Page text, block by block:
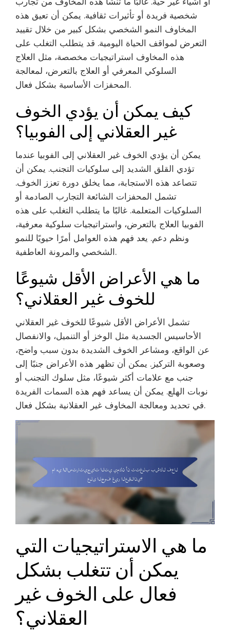
شخصية فريدة أو تأثيرات ثقافية. يمكن أن تعيق هذه
المخاوف النمو الشخصي بشكل كبير من خلال تقييد
التعرض لمواقف الحياة اليومية. قد يتطلب التغلب على
هذه المخاوف استراتيجيات مخصصة، مثل العلاج
السلوكي المعرفي أو العلاج بالتعرض، لمعالجة
المحفزات الأساسية بشكل فعال.
كيف يمكن أن يؤدي الخوف
غير العقلاني إلى الفوبيا؟
يمكن أن يؤدي الخوف غير العقلاني إلى الفوبيا عندما
تؤدي القلق الشديد إلى سلوكيات التجنب. يمكن أن
تتصاعد هذه الاستجابة، مما يخلق دورة تعزز الخوف.
تشمل المحفزات الشائعة التجارب الصادمة أو
السلوكيات المتعلمة. غالبًا ما يتطلب التغلب على هذه
الفوبيا العلاج بالتعرض، واستراتيجيات سلوكية معرفية،
ونظم دعم. يعد فهم هذه العوامل أمرًا حيويًا للنمو
الشخصي والمرونة العاطفية.
ما هي الأعراض الأقل شيوعًا
للخوف غير العقلاني؟
تشمل الأعراض الأقل شيوعًا للخوف غير العقلاني
الأحاسيس الجسدية مثل الوخز أو التنميل، والانفصال
عن الواقع، ومشاعر الخوف الشديدة بدون سبب واضح،
وصعوبة التركيز. يمكن أن تظهر هذه الأعراض جنبًا إلى
جنب مع علامات أكثر شيوعًا، مثل سلوك التجنب أو
نوبات الهلع. يمكن أن يساعد فهم هذه السمات الفريدة
في تحديد ومعالجة المخاوف غير العقلانية بشكل فعال.
ما هي الاستراتيجيات التي
يمكن أن تتغلب بشكل
فعال على الخوف غير
العقلاني؟